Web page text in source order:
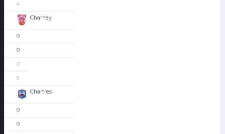
4
Charnay
0
0
0
5
Chartres
0
0